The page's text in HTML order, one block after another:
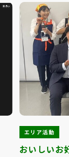
エリア活動
おいしいお